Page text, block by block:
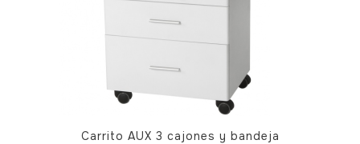
Carrito AUX 3 cajones y bandeja